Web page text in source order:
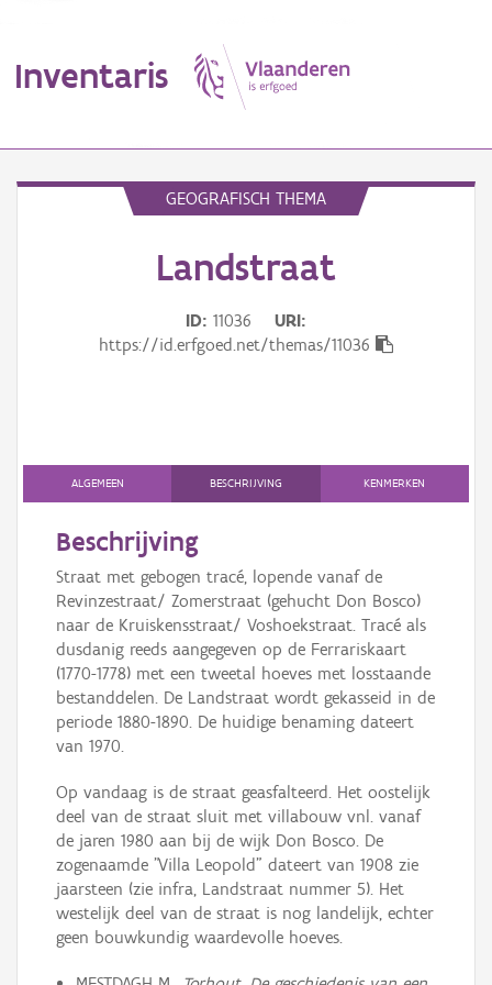
Inventaris
Persoon of collectief
Downloads
Hergebruik
Aanmelden
GEOGRAFISCH THEMA
Landstraat
ID 11036
URI
https://id.erfgoed.net/themas/11036
ALGEMEEN BESCHRIJVING KENMERKEN
Beschrijving
Straat met gebogen tracé, lopende vanaf de
Revinzestraat/ Zomerstraat (gehucht Don Bosco)
naar de Kruiskensstraat/ Voshoekstraat. Tracé als
dusdanig reeds aangegeven op de Ferrariskaart
(1770-1778) met een tweetal hoeves met losstaande
bestanddelen. De Landstraat wordt gekasseid in de
periode 1880-1890. De huidige benaming dateert
van 1970.
Op vandaag is de straat geasfalteerd. Het oostelijk
deel van de straat sluit met villabouw vnl. vanaf
de jaren 1980 aan bij de wijk Don Bosco. De
zogenaamde "Villa Leopold" dateert van 1908 zie
jaarsteen (zie infra, Landstraat nummer 5). Het
westelijk deel van de straat is nog landelijk, echter
geen bouwkundig waardevolle hoeves.